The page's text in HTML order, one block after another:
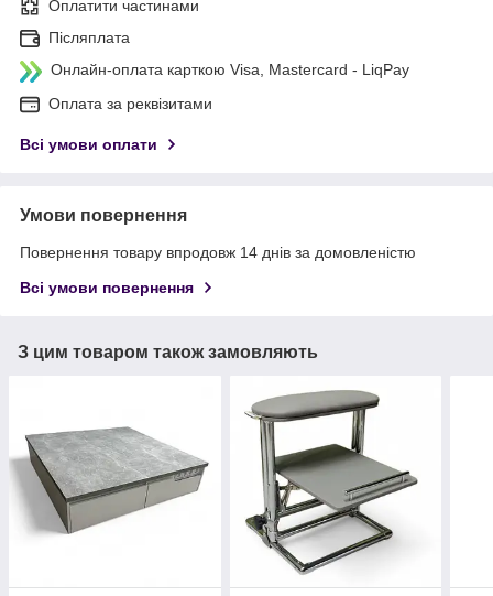
Оплатити частинами
Післяплата
Онлайн-оплата карткою Visa, Mastercard - LiqPay
Оплата за реквізитами
Всі умови оплати
Умови повернення
Повернення товару впродовж 14 днів за домовленістю
Всі умови повернення
З цим товаром також замовляють